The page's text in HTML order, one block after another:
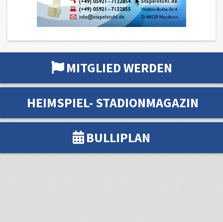
MITGLIED WERDEN
HEIMSPIEL- STADIONMAGAZIN
BULLIPLAN